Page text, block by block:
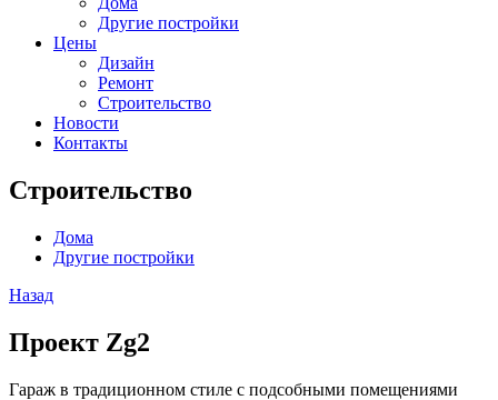
Другие постройки
Цены
Дизайн
Ремонт
Строительство
Новости
Контакты
Строительство
Дома
Другие постройки
Назад
Проект Zg2
Гараж в традиционном стиле с подсобными помещениями